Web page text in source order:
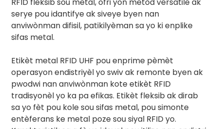
serye pou idantifye ak siveye byen nan
anviwònman difisil, patikilyèman sa yo ki enplike
sifas metal.
Etikèt metal RFID UHF pou enprime pèmèt
operasyon endistriyèl yo swiv ak remonte byen ak
pwodwi nan anviwònman kote etikèt RFID
tradisyonèl yo ka pa efikas. Etikèt fleksib ak dirab
sa yo fèt pou kole sou sifas metal, pou simonte
entèferans ke metal poze sou siyal RFID yo.